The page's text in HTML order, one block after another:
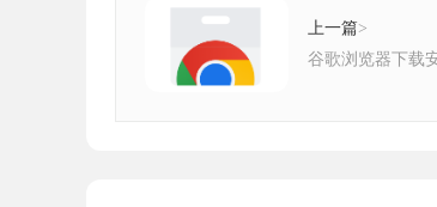
上一篇>
谷歌浏览器下载